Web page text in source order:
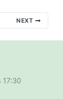
NEXT
17:30